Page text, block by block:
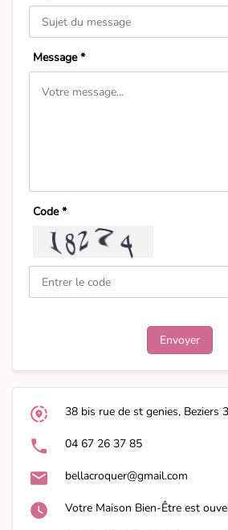
Message *
Code *
38 bis rue de st genies, Beziers
04 67 26 37 85
bellacroquer@gmail.com
Votre Maison Bien-Être est